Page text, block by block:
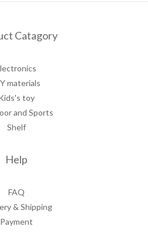
Catagory
materials
toy
and Sports
Shelf
Help
FAQ
& Shipping
Payment